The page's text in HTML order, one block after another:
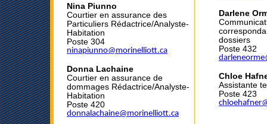
Nina Piunno
Courtier en assurance des
Particuliers Rédactrice/Analyste-
Habitation
Poste 304
ninapiunno@morinelliott.ca
Donna Lachaine
Courtier en assurance de
dommages Rédactrice/Analyste-
Habitation
Poste 420
donnalachaine@morinelliott.ca
Darlene
dossiers
Poste 432
Chloe
Assistante
Poste 423